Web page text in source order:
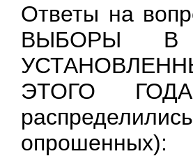
Ответы на
ВЫБОРЫ
ЭТОГО
опрошенных):